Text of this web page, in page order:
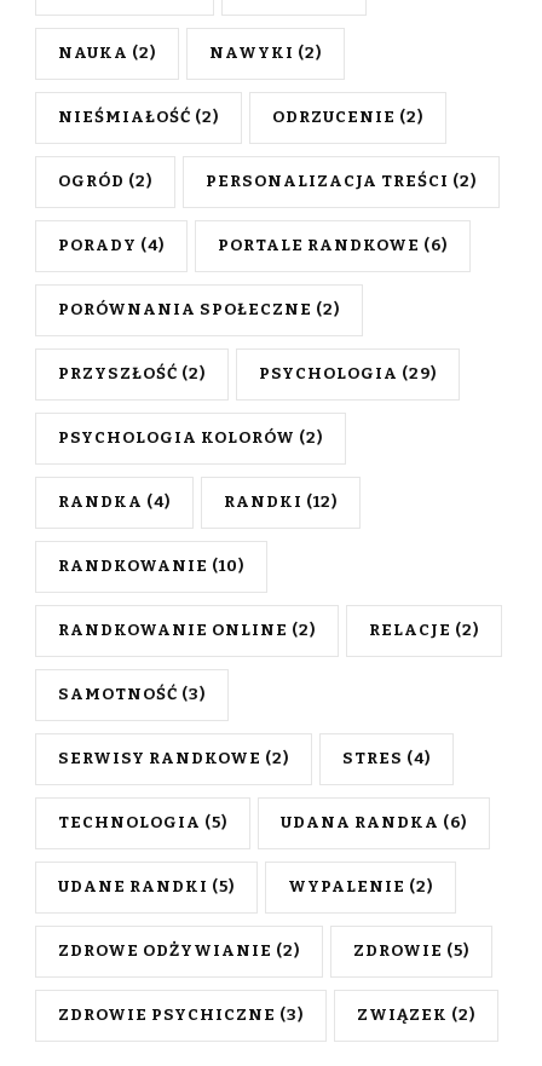
NAUKA (2) NAWYKI (2)
NIEŚMIAŁOŚĆ (2) ODRZUCENIE (2)
OGRÓD (2) PERSONALIZACJA TREŚCI (2)
PORADY (4) PORTALE RANDKOWE (6)
PORÓWNANIA SPOŁECZNE (2)
PRZYSZŁOŚĆ (2) PSYCHOLOGIA (29)
PSYCHOLOGIA KOLORÓW (2)
RANDKA (4) RANDKI (12)
RANDKOWANIE (10)
RANDKOWANIE ONLINE (2) RELACJE (2)
SAMOTNOŚĆ (3)
SERWISY RANDKOWE (2) STRES (4)
TECHNOLOGIA (5) UDANA RANDKA (6)
UDANE RANDKI (5) WYPALENIE (2)
ZDROWE ODŻYWIANIE (2) ZDROWIE (5)
ZDROWIE PSYCHICZNE (3) ZWIĄZEK (2)